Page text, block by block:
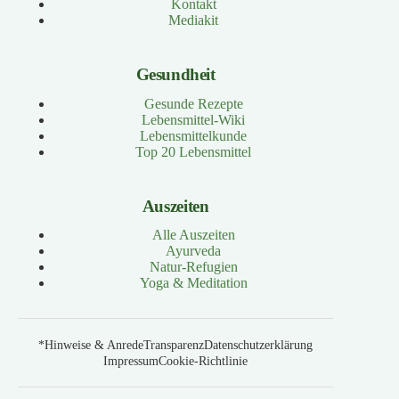
Kontakt
Mediakit
Gesundheit
Gesunde Rezepte
Lebensmittel-Wiki
Lebensmittelkunde
Top 20 Lebensmittel
Auszeiten
Alle Auszeiten
Ayurveda
Natur-Refugien
Yoga & Meditation
*Hinweise & AnredeTransparenzDatenschutzerklärung
ImpressumCookie-Richtlinie